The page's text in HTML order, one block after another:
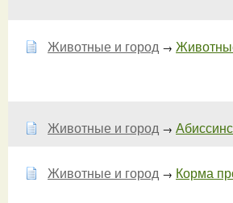
Животные и город →
Животные и город →
Животные и город → Корма